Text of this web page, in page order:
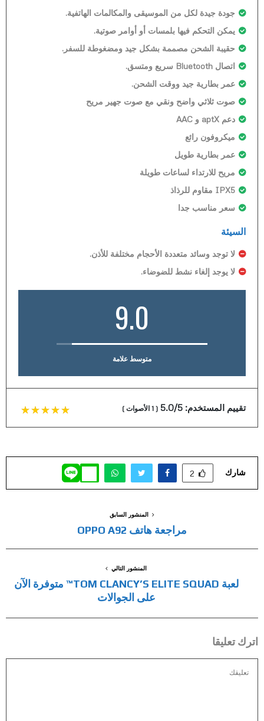
جودة جيدة لكل من الموسيقى والمكالمات الهاتفية.
يمكن التحكم فيها بلمسات أو أوامر صوتية.
حقيبة الشحن مصممة بشكل جيد ومضغوطة للسفر.
اتصال Bluetooth سريع ومتسق.
عمر بطارية جيد ووقت الشحن.
صوت ثلاثي واضح ونقي مع صوت جهير مريح
دعم aptX و AAC
ميكروفون رائع
عمر بطارية طويل
مريح للارتداء لساعات طويلة
IPX5 مقاوم للرذاذ
سعر مناسب جدا
السيئة
لا توجد وسائد متعددة الأحجام مختلفة للأذن.
لا يوجد إلغاء نشط للضوضاء.
9.0
متوسط علامة
تقييم المستخدم: 5.0/5
(
1 الأصوات )
شارك 2
المنشور السابق
مراجعة هاتف OPPO A92
المنشور التالي
لعبة TOM CLANCY’S ELITE SQUAD™ متوفرة الآن
على الجوالات
اترك تعليقا